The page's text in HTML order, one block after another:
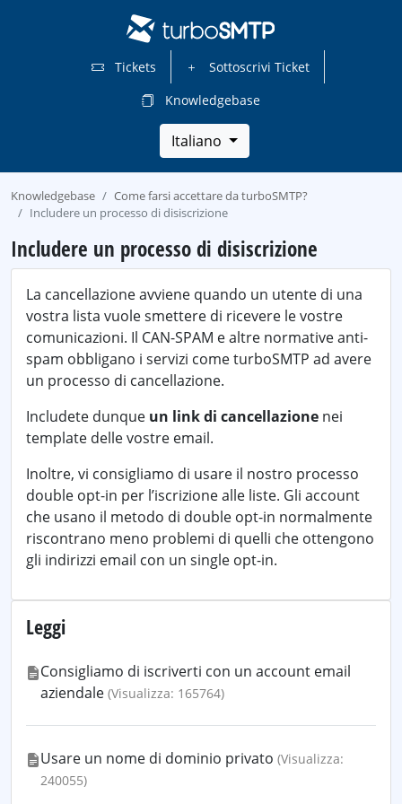
Tickets
Sottoscrivi Ticket
Knowledgebase
Italiano
Knowledgebase
Come farsi accettare da turboSMTP?
Includere un processo di disiscrizione
Includere un processo di disiscrizione
La cancellazione avviene quando un utente di una
vostra lista vuole smettere di ricevere le vostre
comunicazioni. Il CAN-SPAM e altre normative anti-
spam obbligano i servizi come turboSMTP ad avere
un processo di cancellazione.
Includete dunque un link di cancellazione nei
template delle vostre email.
Inoltre, vi consigliamo di usare il nostro processo
double opt-in per l’iscrizione alle liste. Gli account
che usano il metodo di double opt-in normalmente
riscontrano meno problemi di quelli che ottengono
gli indirizzi email con un single opt-in.
Leggi
Consigliamo di iscriverti con un account email
aziendale (Visualizza: 165764)
Usare un nome di dominio privato (Visualizza:
240055)